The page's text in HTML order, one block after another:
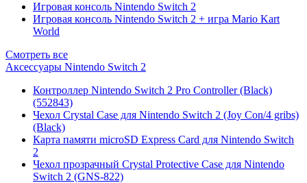
Игровая консоль Nintendo Switch 2
Игровая консоль Nintendo Switch 2 + игра Mario Kart
World
Смотреть все
Аксессуары Nintendo Switch 2
Контроллер Nintendo Switch 2 Pro Controller (Black)
(552843)
Чехол Сrystal Сase для Nintendo Switch 2 (Joy Con/4 gribs)
(Black)
Карта памяти microSD Express Card для Nintendo Switch
2
Чехол прозрачный Crystal Protective Case для Nintendo
Switch 2 (GNS-822)